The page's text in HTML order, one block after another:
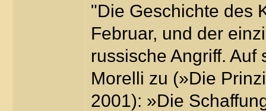
"Die Geschichte des
Februar, und der
russische Angriff.
Morelli zu (»Die
2001): »Die